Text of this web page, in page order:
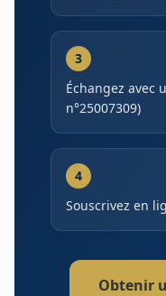
3
Échangez avec
n°25007309)
4
Souscrivez en
Obtenir